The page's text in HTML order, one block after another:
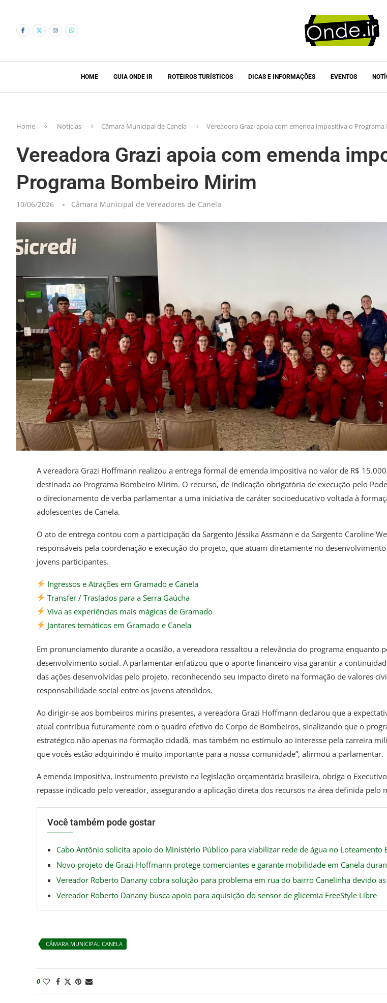
HOME GUIA ONDE IR ROTEIROS TURÍSTICOS DICAS E INFORMAÇÕES EVENTOS
Home Notícias Câmara Municipal de Canela Vereadora Grazi apoia com emenda impositiva o
Vereadora Grazi apoia com emenda
Programa Bombeiro Mirim
10/06/2026 Câmara Municipal de Vereadores de Canela
A vereadora Grazi Hoffmann realizou a entrega formal de emenda impositiva no valor de R$
destinada ao Programa Bombeiro Mirim. O recurso, de indicação obrigatória de execução pelo
o direcionamento de verba parlamentar a uma iniciativa de caráter socioeducativo voltada à
adolescentes de Canela.
O ato de entrega contou com a participação da Sargento Jéssika Assmann e da Sargento Caroline
responsáveis pela coordenação e execução do projeto, que atuam diretamente no
jovens participantes.
Ingressos e Atrações em Gramado e Canela
Transfer / Traslados para a Serra Gaúcha
Viva as experiências mais mágicas de Gramado
Jantares temáticos em Gramado e Canela
Em pronunciamento durante a ocasião, a vereadora ressaltou a relevância do programa enquanto
desenvolvimento social. A parlamentar enfatizou que o aporte financeiro visa garantir a
das ações desenvolvidas pelo projeto, reconhecendo seu impacto direto na formação de valores
responsabilidade social entre os jovens atendidos.
Ao dirigir-se aos bombeiros mirins presentes, a vereadora Grazi Hoffmann declarou que a
atual contribua futuramente com o quadro efetivo do Corpo de Bombeiros, sinalizando que o
estratégico não apenas na formação cidadã, mas também no estímulo ao interesse pela carreira
que vocês estão adquirindo é muito importante para a nossa comunidade”, afirmou a parlamentar.
A emenda impositiva, instrumento previsto na legislação orçamentária brasileira, obriga o
repasse indicado pelo vereador, assegurando a aplicação direta dos recursos na área definida pelo
Você também pode gostar
Cabo Antônio solicita apoio do Ministério Público para viabilizar rede de água no Loteamento
Novo projeto de Grazi Hoffmann protege comerciantes e garante mobilidade em Canela
Vereador Roberto Danany cobra solução para problema em rua do bairro Canelinha devido as
Vereador Roberto Danany busca apoio para aquisição do sensor de glicemia FreeStyle Libre
CÂMARA MUNICIPAL CANELA
0